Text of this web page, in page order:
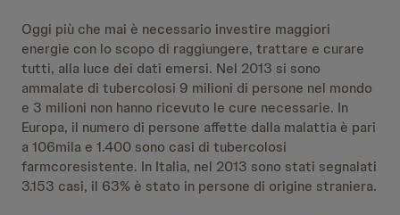
Oggi più che mai è necessario investire maggiori
energie con lo scopo di raggiungere, trattare e curare
tutti, alla luce dei dati emersi. Nel 2013 si sono
ammalate di tubercolosi 9 milioni di persone nel mondo
e 3 milioni non hanno ricevuto le cure necessarie. In
Europa, il numero di persone affette dalla malattia è pari
a 106mila e 1.400 sono casi di tubercolosi
farmcoresistente. In Italia, nel 2013 sono stati segnalati
3.153 casi, il 63% è stato in persone di origine straniera.